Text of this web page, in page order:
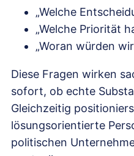
„Welche
„Welche Priorität
„Woran würden
Diese Fragen wirken
sofort, ob echte
Gleichzeitig
lösungsorientierte
politischen